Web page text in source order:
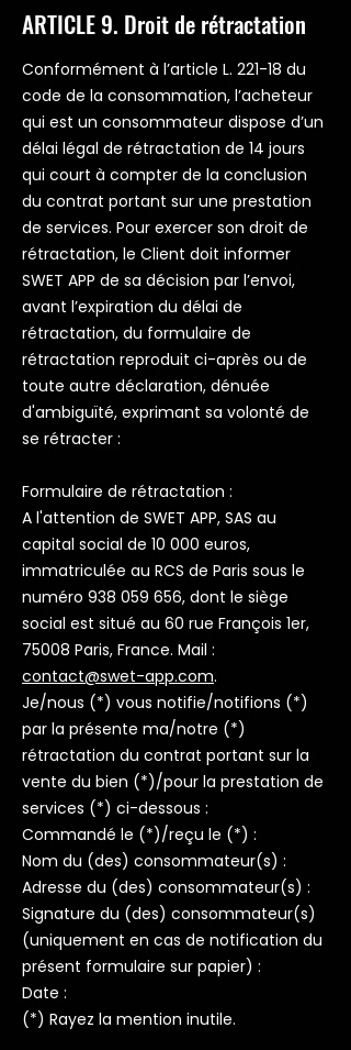
ARTICLE 9. Droit de rétractation
Conformément à l’article L. 221-18 du
code de la consommation, l’acheteur
qui est un consommateur dispose d’un
délai légal de rétractation de 14 jours
qui court à compter de la conclusion
du contrat portant sur une prestation
de services. Pour exercer son droit de
rétractation, le Client doit informer
SWET APP de sa décision par l’envoi,
avant l’expiration du délai de
rétractation, du formulaire de
rétractation reproduit ci-après ou de
toute autre déclaration, dénuée
d'ambiguïté, exprimant sa volonté de
se rétracter :
Formulaire de rétractation :
A l'attention de SWET APP, SAS au
capital social de 10 000 euros,
immatriculée au RCS de Paris sous le
numéro 938 059 656, dont le siège
social est situé au 60 rue François 1er,
75008 Paris, France. Mail :
contact@swet-app.com.
Je/nous (*) vous notifie/notifions (*)
par la présente ma/notre (*)
rétractation du contrat portant sur la
vente du bien (*)/pour la prestation de
services (*) ci-dessous :
Commandé le (*)/reçu le (*) :
Nom du (des) consommateur(s) :
Adresse du (des) consommateur(s) :
Signature du (des) consommateur(s)
(uniquement en cas de notification du
présent formulaire sur papier) :
Date :
(*) Rayez la mention inutile.